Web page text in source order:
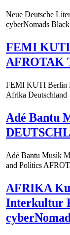
Neue Deutsche
cyberNomads
FEMI KUTI
AFROTAK
FEMI KUTI Berlin
Afrika Deutschland
Adé Bantu
Adé Bantu Musik
and Politics
AFRIKA
Interkultur